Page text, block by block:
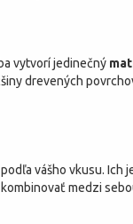
vytvorí jedinečný
drevených
vášho vkusu. Ich
medzi